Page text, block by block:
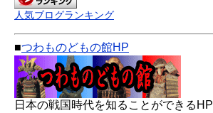
人気ブログランキング
■つわものどもの館HP
日本の戦国時代を知ることができる